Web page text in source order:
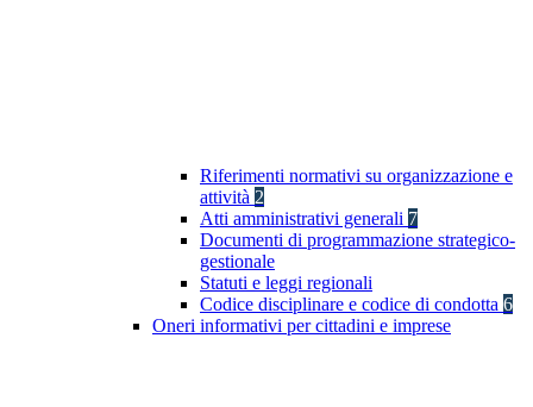
Riferimenti normativi su organizzazione e
attività 2
Atti amministrativi generali 7
Documenti di programmazione strategico-
gestionale
Statuti e leggi regionali
Codice disciplinare e codice di condotta 6
Oneri informativi per cittadini e imprese